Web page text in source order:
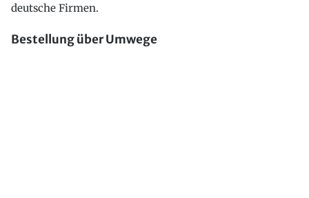
deutsche Firmen.
Bestellung über Umwege